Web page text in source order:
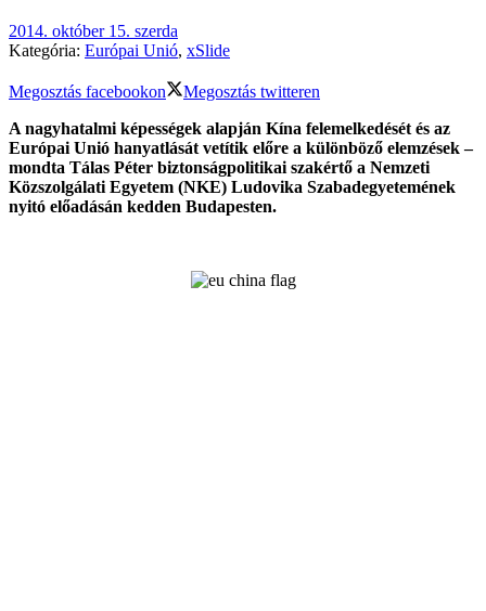
2014. október 15. szerda
Kategória: Európai Unió, xSlide
Megosztás facebookon
Megosztás twitteren
A nagyhatalmi képességek alapján Kína felemelkedését és az
Európai Unió hanyatlását vetítik előre a különböző elemzések –
mondta Tálas Péter biztonságpolitikai szakértő a Nemzeti
Közszolgálati Egyetem (NKE) Ludovika Szabadegyetemének
nyitó előadásán kedden Budapesten.